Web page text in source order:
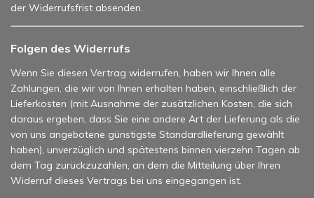
der Widerrufsfrist absenden.
Folgen des Widerrufs
Wenn Sie diesen Vertrag widerrufen, haben wir Ihnen alle
Zahlungen, die wir von Ihnen erhalten haben, einschließlich der
Lieferkosten (mit Ausnahme der zusätzlichen Kosten, die sich
daraus ergeben, dass Sie eine andere Art der Lieferung als die
von uns angebotene günstigste Standardlieferung gewählt
haben), unverzüglich und spätestens binnen vierzehn Tagen ab
dem Tag zurückzuzahlen, an dem die Mitteilung über Ihren
Widerruf dieses Vertrags bei uns eingegangen ist.